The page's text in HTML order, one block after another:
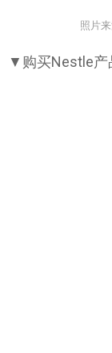
照片来
▼购买Nestle产